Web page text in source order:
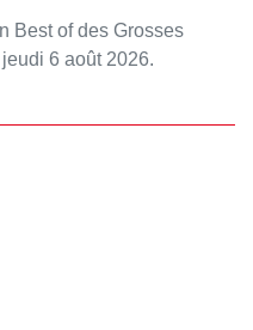
Best of des Grosses
6 août 2026.